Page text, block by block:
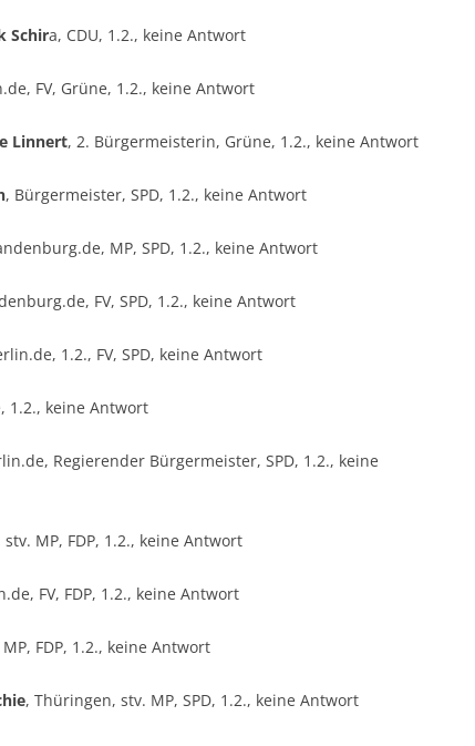
Schira, CDU, 1.2., keine Antwort
FV, Grüne, 1.2., keine Antwort
Linnert, 2. Bürgermeisterin, Grüne, 1.2., keine Antwort
, Bürgermeister, SPD, 1.2., keine Antwort
MP, SPD, 1.2., keine Antwort
FV, SPD, 1.2., keine Antwort
1.2., FV, SPD, keine Antwort
1.2., keine Antwort
Regierender Bürgermeister, SPD, 1.2., keine
MP, FDP, 1.2., keine Antwort
FV, FDP, 1.2., keine Antwort
FDP, 1.2., keine Antwort
, Thüringen, stv. MP, SPD, 1.2., keine Antwort